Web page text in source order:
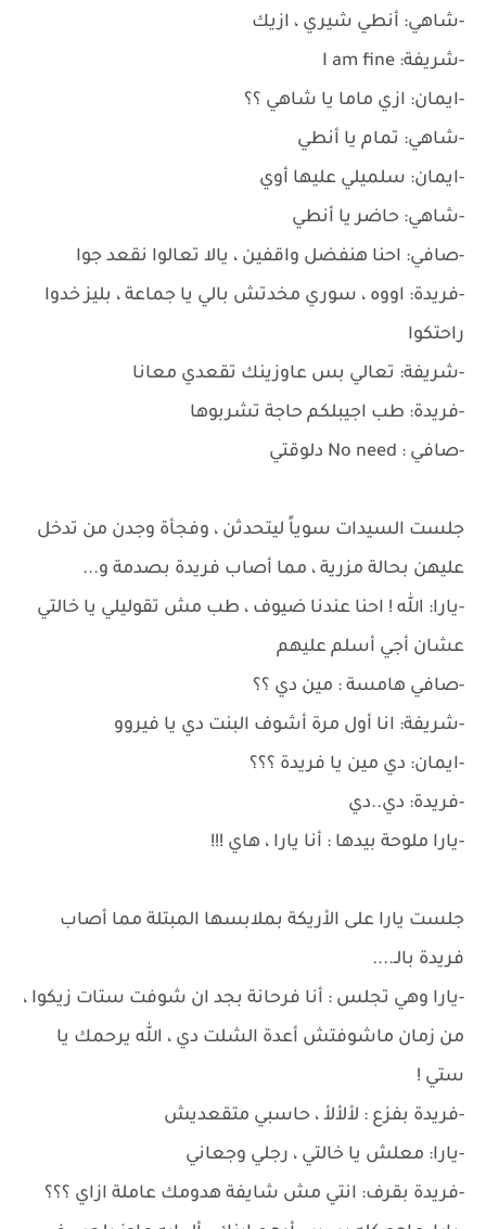
-شاهي: أنطي شيري ، ازيك
-شريفة: I am fine
-ايمان: ازي ماما يا شاهي ؟؟
-شاهي: تمام يا أنطي
-ايمان: سلميلي عليها أوي
-شاهي: حاضر يا أنطي
-صافي: احنا هنفضل واقفين ، يالا تعالوا نقعد جوا
-فريدة: اووه ، سوري مخدتش بالي يا جماعة ، بليز خدوا
راحتكوا
-شريفة: تعالي بس عاوزينك تقعدي معانا
-فريدة: طب اجيبلكم حاجة تشربوها
-صافي : No need دلوقتي
جلست السيدات سوياً ليتحدثن ، وفجأة وجدن من تدخل
عليهن بحالة مزرية ، مما أصاب فريدة بصدمة و...
-يارا: الله ! احنا عندنا ضيوف ، طب مش تقوليلي يا خالتي
عشان أجي أسلم عليهم
-صافي هامسة : مين دي ؟؟
-شريفة: انا أول مرة أشوف البنت دي يا فيروو
-ايمان: دي مين يا فريدة ؟؟؟
-فريدة: دي..دي
-يارا ملوحة بيدها : أنا يارا ، هاي !!!
جلست يارا على الأريكة بملابسها المبتلة مما أصاب
فريدة بالـ....
-يارا وهي تجلس : أنا فرحانة بجد ان شوفت ستات زيكوا ،
من زمان ماشوفتش أعدة الشلت دي ، الله يرحمك يا
ستي !
-فريدة بفزع : لألألأ ، حاسبي متقعديش
-يارا: معلش يا خالتي ، رجلي وجعاني
-فريدة بقرف: انتي مش شايفة هدومك عاملة ازاي ؟؟؟